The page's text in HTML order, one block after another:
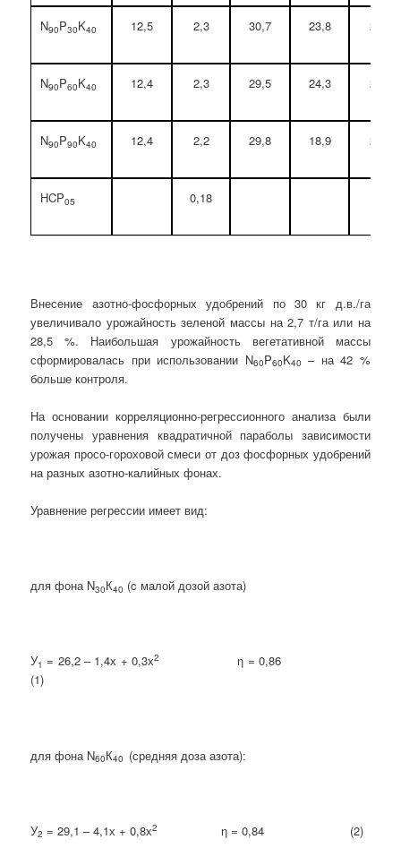
N90P30K40 12,5 2,3 30,7 23,8 2,2
N90P60K40 12,4 2,3 29,5 24,3 2,3
N90P90K40 12,4 2,2 29,8 18,9 2,1
HCP05 0,18
Внесение азотно-фосфорных удобрений по 30 кг д.в./га
увеличивало урожайность зеленой массы на 2,7 т/га или на
28,5 %. Наибольшая урожайность вегетативной массы
сформировалась при использовании N60P60K40 – на 42 %
больше контроля.
На основании корреляционно-регрессионного анализа были
получены уравнения квадратичной параболы зависимости
урожая просо-гороховой смеси от доз фосфорных удобрений
на разных азотно-калийных фонах.
Уравнение регрессии имеет вид:
для фона N30К40 (c малой дозой азота)
У1 = 26,2 – 1,4х + 0,3х2
η = 0,86
(1)
для фона N60К40 (средняя доза азота):
У2 = 29,1 – 4,1х + 0,8х2 η = 0,84 (2)